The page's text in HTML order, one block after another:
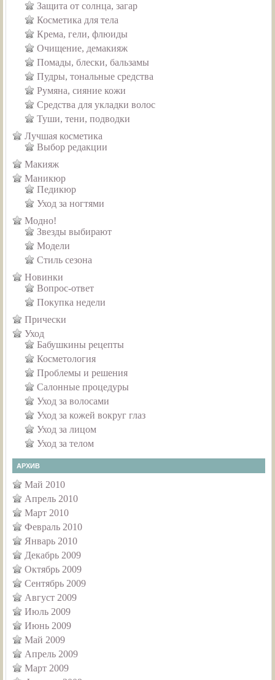
Защита от солнца, загар
Косметика для тела
Крема, гели, флюиды
Очищение, демакияж
Помады, блески, бальзамы
Пудры, тональные средства
Румяна, сияние кожи
Средства для укладки волос
Туши, тени, подводки
Лучшая косметика
Выбор редакции
Макияж
Маникюр
Педикюр
Уход за ногтями
Модно!
Звезды выбирают
Модели
Стиль сезона
Новинки
Вопрос-ответ
Покупка недели
Прически
Уход
Бабушкины рецепты
Косметология
Проблемы и решения
Салонные процедуры
Уход за волосами
Уход за кожей вокруг глаз
Уход за лицом
Уход за телом
АРХИВ
Май 2010
Апрель 2010
Март 2010
Февраль 2010
Январь 2010
Декабрь 2009
Октябрь 2009
Сентябрь 2009
Август 2009
Июль 2009
Июнь 2009
Май 2009
Апрель 2009
Март 2009